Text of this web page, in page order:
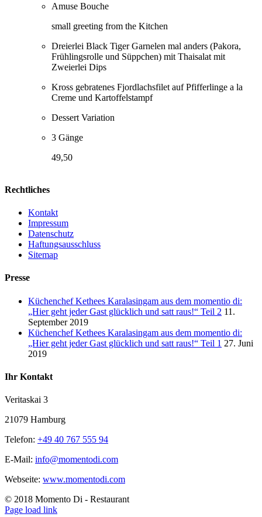
Amuse Bouche
small greeting from the Kitchen
Dreierlei Black Tiger Garnelen mal anders (Pakora,
Frühlingsrolle und Süppchen) mit Thaisalat mit
Zweierlei Dips
Kross gebratenes Fjordlachsfilet auf Pfifferlinge a la
Creme und Kartoffelstampf
Dessert Variation
3 Gänge
49,50
Rechtliches
Kontakt
Impressum
Datenschutz
Haftungsausschluss
Sitemap
Presse
Küchenchef Kethees Karalasingam aus dem momentio di:
„Hier geht jeder Gast glücklich und satt raus!“ Teil 2 11.
September 2019
Küchenchef Kethees Karalasingam aus dem momentio di:
„Hier geht jeder Gast glücklich und satt raus!“ Teil 1 27. Juni
2019
Ihr Kontakt
Veritaskai 3
21079 Hamburg
Telefon: +49 40 767 555 94
E-Mail: info@momentodi.com
Webseite: www.momentodi.com
© 2018 Momento Di - Restaurant
Page load link